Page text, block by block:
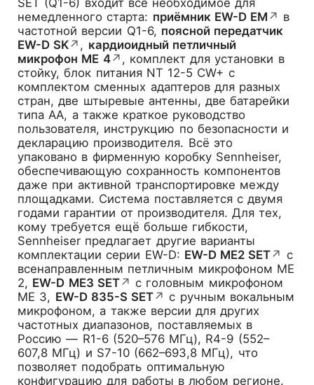
немедленного старта: приёмник EW-D EM ↗ в
частотной версии Q1-6, поясной передатчик
EW-D SK↗ , кардиоидный петличный
микрофон ME 4↗ , комплект для установки в
стойку, блок питания NT 12-5 CW+ с
комплектом сменных адаптеров для разных
стран, две штыревые антенны, две батарейки
типа AA, а также краткое руководство
пользователя, инструкцию по безопасности и
декларацию производителя. Всё это
упаковано в фирменную коробку Sennheiser,
обеспечивающую сохранность компонентов
даже при активной транспортировке между
площадками. Система поставляется с двумя
годами гарантии от производителя. Для тех,
кому требуется ещё больше гибкости,
Sennheiser предлагает другие варианты
комплектации серии EW-D: EW-D ME2 SET↗ с
всенаправленным петличным микрофоном ME
2, EW-D ME3 SET↗ с головным микрофоном
ME 3, EW-D 835-S SET↗ с ручным вокальным
микрофоном, а также версии для других
частотных диапазонов, поставляемых в
Россию — R1-6 (520–576 МГц), R4-9 (552–
607,8 МГц) и S7-10 (662–693,8 МГц), что
позволяет подобрать оптимальную
конфигурацию для работы в любом регионе.